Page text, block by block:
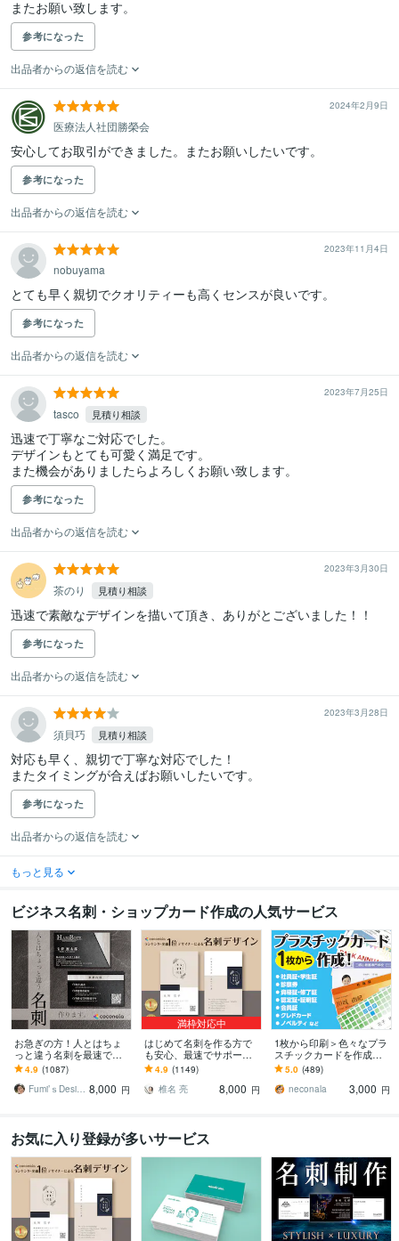
またお願い致します。
参考になった
出品者からの返信を読む
2024年2月9日
医療法人社団勝榮会
安心してお取引ができました。またお願いしたいです。
参考になった
出品者からの返信を読む
2023年11月4日
nobuyama
とても早く親切でクオリティーも高くセンスが良いです。
参考になった
出品者からの返信を読む
2023年7月25日
tasco 見積り相談
迅速で丁寧なご対応でした。
デザインもとても可愛く満足です。
また機会がありましたらよろしくお願い致します。
参考になった
出品者からの返信を読む
2023年3月30日
茶のり 見積り相談
迅速で素敵なデザインを描いて頂き、ありがとございました！！
参考になった
出品者からの返信を読む
2023年3月28日
須貝巧 見積り相談
対応も早く、親切で丁寧な対応でした！
またタイミングが合えばお願いしたいです。
参考になった
出品者からの返信を読む
もっと見る
ビジネス名刺・ショップカード作成の人気サービス
お急ぎの方！人とはちょ
っと違う名刺を最速で作
ります あなただけのオリ
ジナル名刺を！翌日まで
にデザイン作成します！
4.9 (1087)
Fumi’ｓDesign 8,000 円
満枠対応中
はじめて名刺を作る方で
も安心、最速でサポート
します 名刺デザイン実績
最多のプロデザイナーが
デザインいたします!
4.9 (1149)
椎名 亮
8,000 円
1枚から印刷＞色々なプラ
スチックカードを作成し
ます 認定証・学生証・社
員証・クレドなどクレカ
サイズのカードに印刷
5.0 (489)
neconala
3,000 円
お気に入り登録が多いサービス